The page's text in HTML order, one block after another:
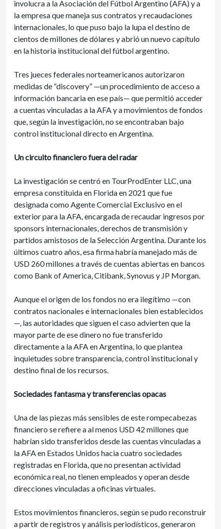
involucra a la Asociación del Fútbol Argentino (AFA) y a
la empresa que maneja sus contratos y recaudaciones
internacionales, lo que puso bajo la lupa el destino de
cientos de millones de dólares y abrió un nuevo capítulo
en la historia institucional del fútbol argentino.
Tres jueces federales norteamericanos autorizaron
medidas de “discovery” —un procedimiento de acceso a
información bancaria en ese país— que permitió acceder
a cuentas vinculadas a la AFA y a movimientos de fondos
que, según la investigación, no se encontraban bajo
control institucional directo en Argentina.
Un circuito financiero fuera del radar
La investigación se centró en TourProdEnter LLC, una
empresa constituida en Florida en 2021 que fue
designada como Agente Comercial Exclusivo en el
exterior para la AFA, encargada de recaudar ingresos por
sponsors internacionales, derechos de transmisión y
partidos amistosos de la Selección Argentina. Durante los
últimos cuatro años, esa firma habría manejado más de
USD 260 millones a través de cuentas abiertas en bancos
como Bank of America, Citibank, Synovus y JP Morgan.
Aunque el origen de los fondos no era ilegítimo —con
contratos nacionales e internacionales bien establecidos
—, las autoridades que siguen el caso advierten que la
mayor parte de ese dinero no fue transferido
directamente a la AFA en Argentina, lo que plantea
inquietudes sobre transparencia, control institucional y
destino final de los recursos.
Sociedades fantasma y transferencias opacas
Una de las piezas más sensibles de este rompecabezas
financiero se refiere a al menos USD 42 millones que
habrían sido transferidos desde las cuentas vinculadas a
la AFA en Estados Unidos hacia cuatro sociedades
registradas en Florida, que no presentan actividad
económica real, no tienen empleados y operan desde
direcciones vinculadas a oficinas virtuales.
Estos movimientos financieros, según se pudo reconstruir
a partir de registros y análisis periodísticos, generaron